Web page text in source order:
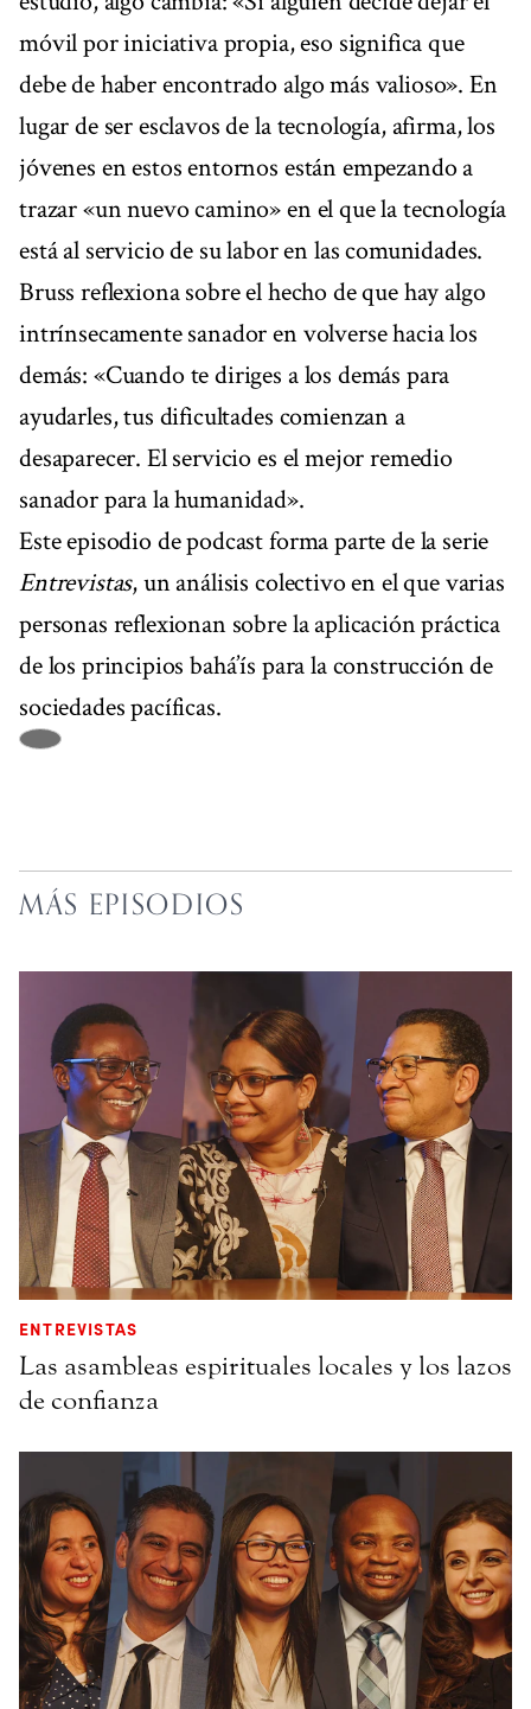
móvil por iniciativa propia, eso significa que
debe de haber encontrado algo más valioso». En
lugar de ser esclavos de la tecnología, afirma, los
jóvenes en estos entornos están empezando a
trazar «un nuevo camino» en el que la tecnología
está al servicio de su labor en las comunidades.
Bruss reflexiona sobre el hecho de que hay algo
intrínsecamente sanador en volverse hacia los
demás: «Cuando te diriges a los demás para
ayudarles, tus dificultades comienzan a
desaparecer. El servicio es el mejor remedio
sanador para la humanidad».
Este episodio de podcast forma parte de la serie
Entrevistas, un análisis colectivo en el que varias
personas reflexionan sobre la aplicación práctica
de los principios bahá’ís para la construcción de
sociedades pacíficas.
MÁS EPISODIOS
ENTREVISTAS
Las asambleas espirituales locales y los lazos
de confianza